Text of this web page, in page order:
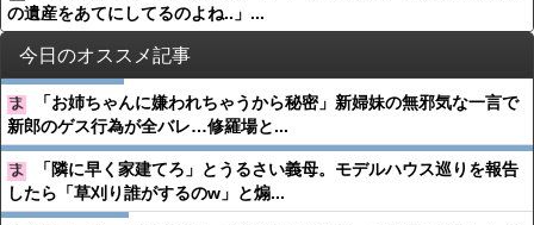
の遺産をあてにしてるのよね..」...
今日のオススメ記事
「お姉ちゃんに嫌われちゃうから秘密」新婦妹の無邪気な一言で
新郎のゲス行為が全バレ…修羅場と...
「隣に早く家建てろ」とうるさい義母。モデルハウス巡りを報告
したら「草刈り誰がするのw」と煽...